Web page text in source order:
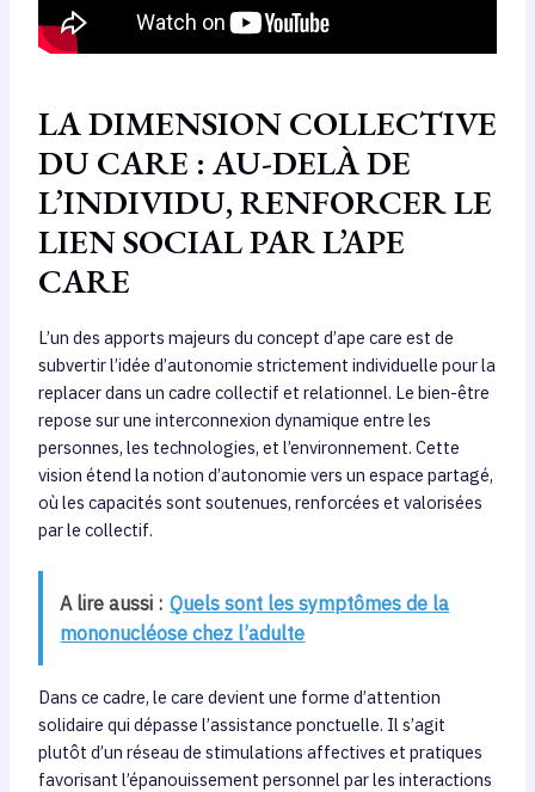
LA DIMENSION COLLECTIVE
DU CARE : AU-DELÀ DE
L’INDIVIDU, RENFORCER LE
LIEN SOCIAL PAR L’APE
CARE
L’un des apports majeurs du concept d’ape care est de
subvertir l’idée d’autonomie strictement individuelle pour la
replacer dans un cadre collectif et relationnel. Le bien-être
repose sur une interconnexion dynamique entre les
personnes, les technologies, et l’environnement. Cette
vision étend la notion d’autonomie vers un espace partagé,
où les capacités sont soutenues, renforcées et valorisées
par le collectif.
A lire aussi : Quels sont les symptômes de la
mononucléose chez l’adulte
Dans ce cadre, le care devient une forme d’attention
solidaire qui dépasse l’assistance ponctuelle. Il s’agit
plutôt d’un réseau de stimulations affectives et pratiques
favorisant l’épanouissement personnel par les interactions